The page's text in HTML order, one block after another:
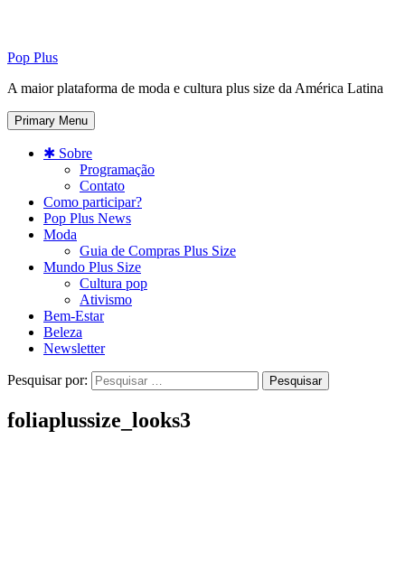
Pop Plus
A maior plataforma de moda e cultura plus size da América Latina
Primary Menu
✱ Sobre
Programação
Contato
Como participar?
Pop Plus News
Moda
Guia de Compras Plus Size
Mundo Plus Size
Cultura pop
Ativismo
Bem-Estar
Beleza
Newsletter
Pesquisar por:
foliaplussize_looks3